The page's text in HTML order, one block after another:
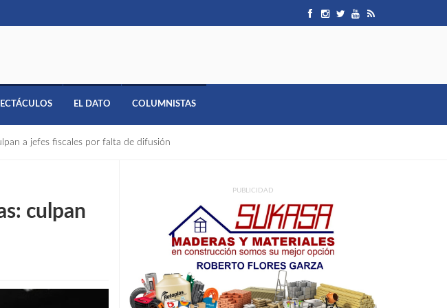
EL DATO COLUMNISTAS
a jefes fiscales por falta de difusión
culpan
PUBLICIDAD